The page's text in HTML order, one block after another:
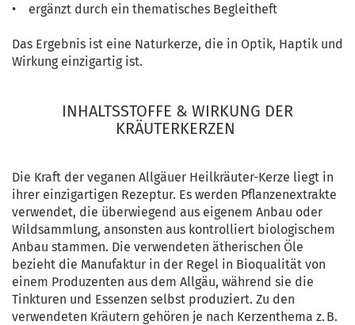
• ergänzt durch ein thematisches Begleitheft
Das Ergebnis ist eine Naturkerze, die in Optik, Haptik und
Wirkung einzigartig ist.
INHALTSSTOFFE & WIRKUNG DER
KRÄUTERKERZEN
Die Kraft der veganen Allgäuer Heilkräuter-Kerze liegt in
ihrer einzigartigen Rezeptur. Es werden Pflanzenextrakte
verwendet, die überwiegend aus eigenem Anbau oder
Wildsammlung, ansonsten aus kontrolliert biologischem
Anbau stammen. Die verwendeten ätherischen Öle
bezieht die Manufaktur in der Regel in Bioqualität von
einem Produzenten aus dem Allgäu, während sie die
Tinkturen und Essenzen selbst produziert. Zu den
verwendeten Kräutern gehören je nach Kerzenthema z. B.